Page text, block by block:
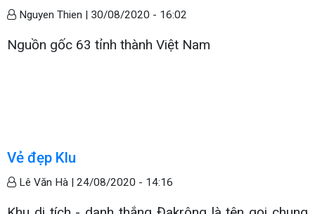
Nguyen Thien | 30/08/2020 - 16:02
Nguồn gốc 63 tỉnh thành Việt Nam
Vẻ đẹp Klu
Lê Văn Hà | 24/08/2020 - 14:16